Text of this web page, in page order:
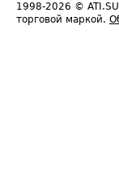
1998-2026 ©
торговой маркой.